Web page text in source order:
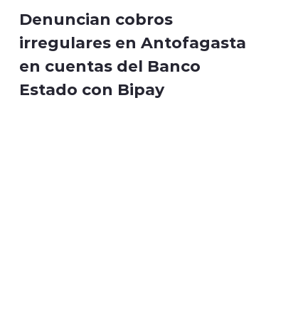
Denuncian cobros
irregulares en Antofagasta
en cuentas del Banco
Estado con Bipay